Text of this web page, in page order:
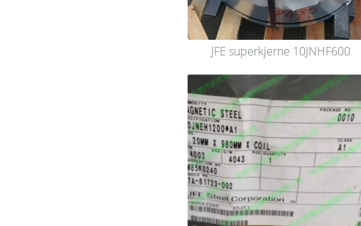
JFE superkjerne 10JNHF600